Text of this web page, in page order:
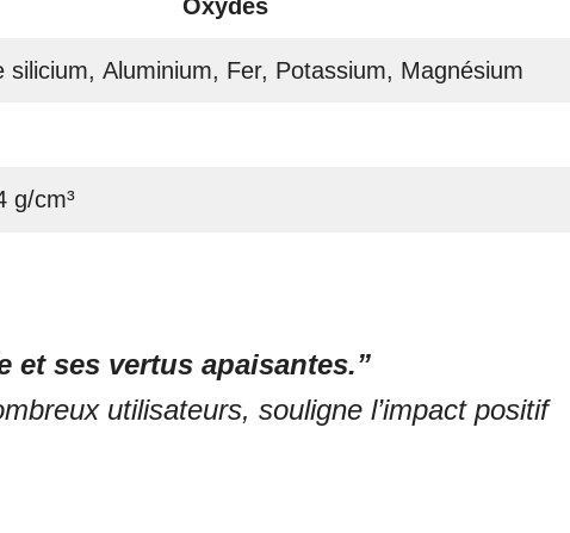
Oxydes
silicium, Aluminium, Fer, Potassium, Magnésium
g/cm³
et ses vertus apaisantes.”
utilisateurs, souligne l’impact positif